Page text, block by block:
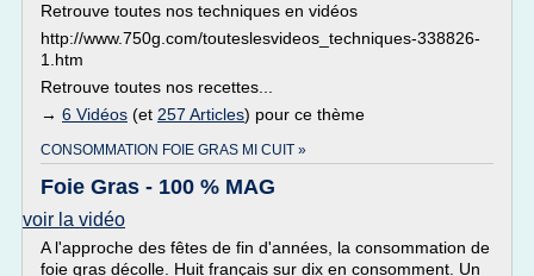
Retrouve toutes nos techniques en vidéos
http://www.750g.com/touteslesvideos_techniques-338826-
1.htm
Retrouve toutes nos recettes...
→ 6 Vidéos (et 257 Articles) pour ce thème
CONSOMMATION FOIE GRAS MI CUIT »
Foie Gras - 100 % MAG
voir la vidéo
A l'approche des fêtes de fin d'années, la consommation de
foie gras décolle. Huit français sur dix en consomment. Un